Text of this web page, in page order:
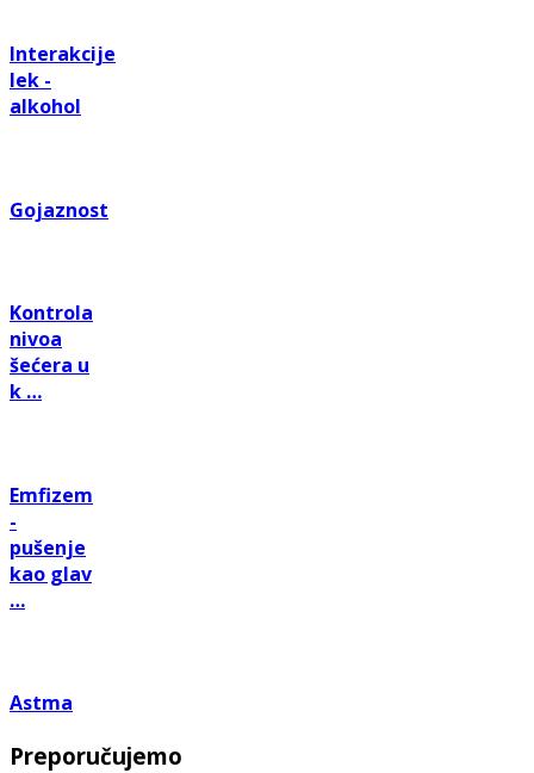
Interakcije
lek -
alkohol
Gojaznost
Kontrola
nivoa
šećera u
k …
Emfizem
-
pušenje
kao glav
…
Astma
Preporučujemo